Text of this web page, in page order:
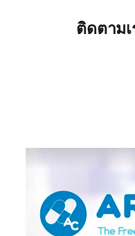
ติดตาม